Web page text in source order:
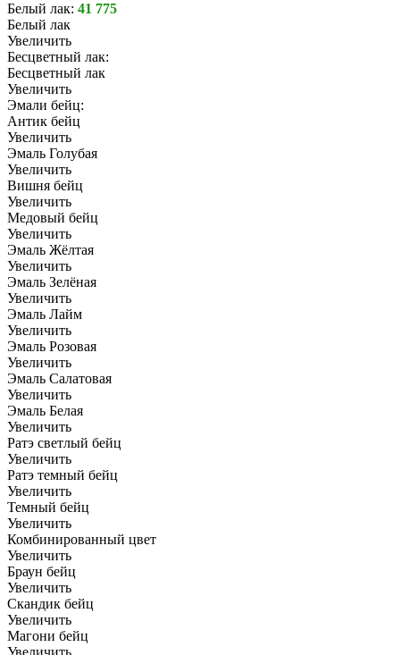
Белый лак: 41 775
Белый лак
Увеличить
Бесцветный лак:
Бесцветный лак
Увеличить
Эмали бейц:
Антик бейц
Увеличить
Эмаль Голубая
Увеличить
Вишня бейц
Увеличить
Медовый бейц
Увеличить
Эмаль Жёлтая
Увеличить
Эмаль Зелёная
Увеличить
Эмаль Лайм
Увеличить
Эмаль Розовая
Увеличить
Эмаль Салатовая
Увеличить
Эмаль Белая
Увеличить
Ратэ светлый бейц
Увеличить
Ратэ темный бейц
Увеличить
Темный бейц
Увеличить
Комбинированный цвет
Увеличить
Браун бейц
Увеличить
Скандик бейц
Увеличить
Магони бейц